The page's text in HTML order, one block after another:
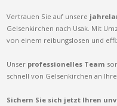
Vertrauen Sie auf unsere
Gelsenkirchen nach Usak. Mit
von einem reibungslosen und
Unser professionelles Team
schnell von Gelsenkirchen an
Sichern Sie sich jetzt Ihren